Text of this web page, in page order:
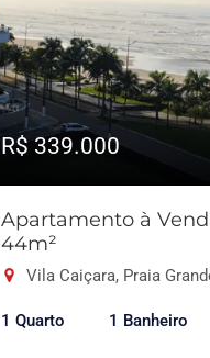
R$ 339.000
Apartamento à
44m²
Vila Caiçara, Praia
1 Quarto 1 Banheiro